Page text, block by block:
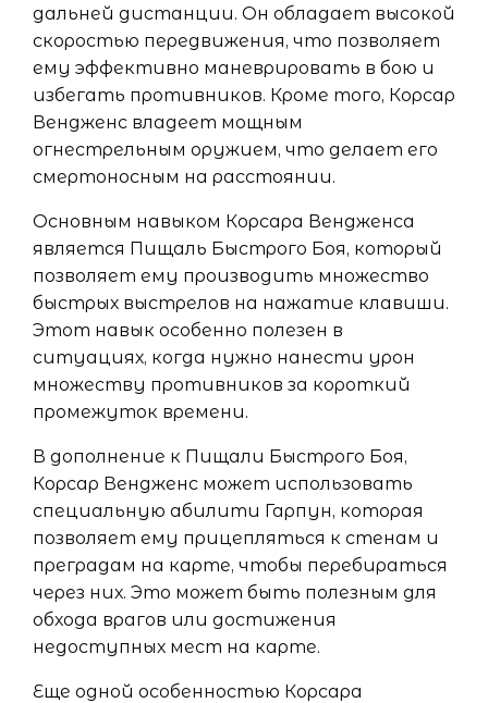
дальней дистанции. Он обладает высокой
скоростью передвижения, что позволяет
ему эффективно маневрировать в бою и
избегать противников. Кроме того, Корсар
Вендженс владеет мощным
огнестрельным оружием, что делает его
смертоносным на расстоянии.
Основным навыком Корсара Вендженса
является Пищаль Быстрого Боя, который
позволяет ему производить множество
быстрых выстрелов на нажатие клавиши.
Этот навык особенно полезен в
ситуациях, когда нужно нанести урон
множеству противников за короткий
промежуток времени.
В дополнение к Пищали Быстрого Боя,
Корсар Вендженс может использовать
специальную абилити Гарпун, которая
позволяет ему прицепляться к стенам и
преградам на карте, чтобы перебираться
через них. Это может быть полезным для
обхода врагов или достижения
недоступных мест на карте.
Еще одной особенностью Корсара